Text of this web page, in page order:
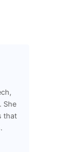
She
that